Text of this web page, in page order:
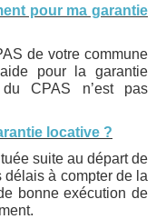
pour ma garantie
de votre commune
pour la garantie
CPAS n’est pas
locative ?
suite au départ de
à compter de la
bonne exécution de